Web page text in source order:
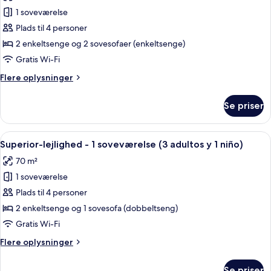
adultos
niño)
af
Superior-
lejlighed
-
soveværelse
y
2
niños)
1 soveværelse
Plads til 4 personer
2 enkeltsenge og 2 sovesofaer (enkeltsenge)
Gratis Wi-Fi
Flere oplysninger
Flere
lejlighed
1
soveværelse
(2
adultos
2
niños)
Se priser
Indlæs
alle
billeder
af
Superior-
lejlighed
-
soveværelse
Dundyner, skrivebord, gratis Wi-Fi,
17
Superior-lejlighed - 1 soveværelse (3 adultos y 1 niño)
70 m²
1 soveværelse
Plads til 4 personer
2 enkeltsenge og 1 sovesofa (dobbeltseng)
Gratis Wi-Fi
Flere oplysninger
Flere